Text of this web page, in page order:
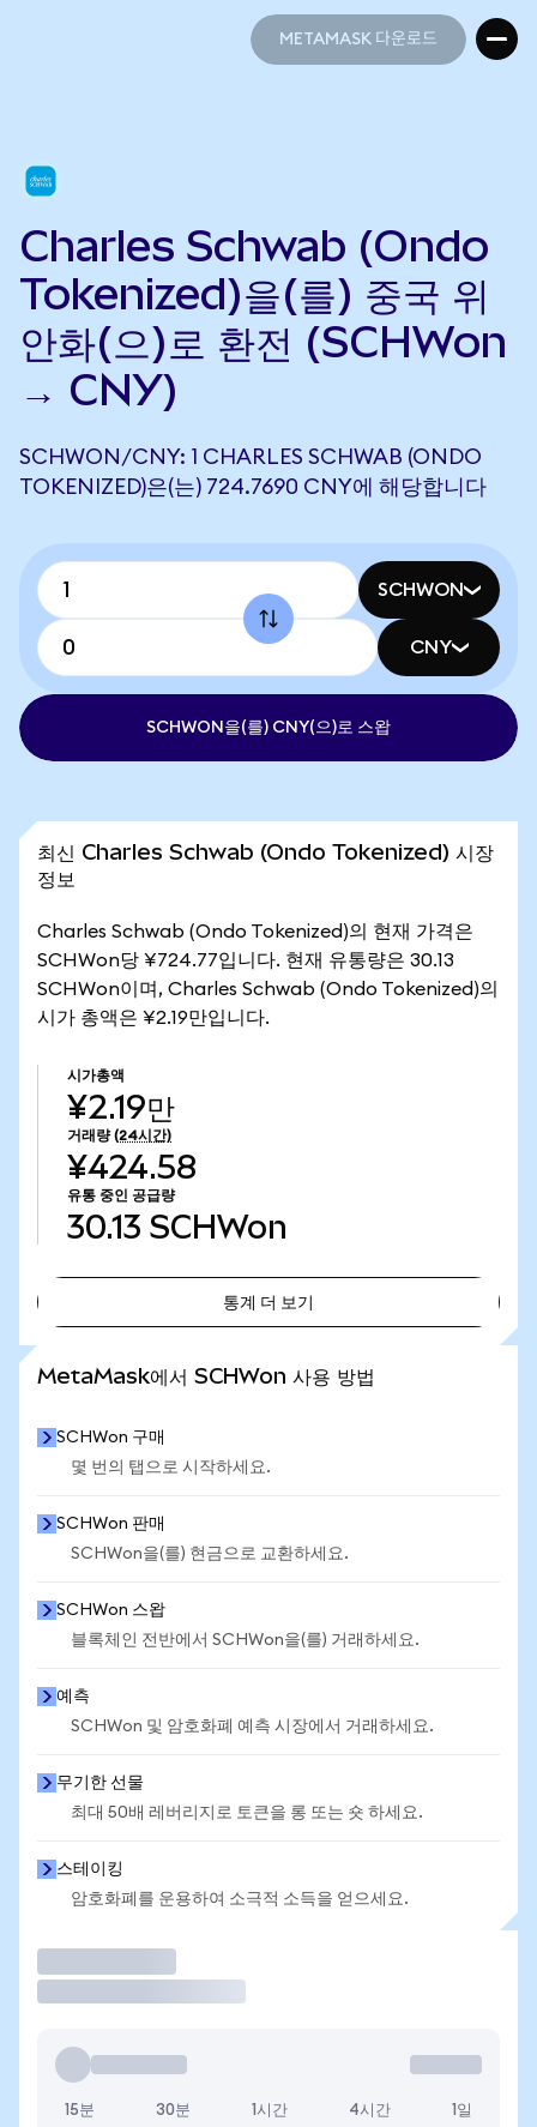
METAMASK 다운로드
Charles Schwab (Ondo
Tokenized)을(를) 중국 위
안화(으)로 환전 (SCHWon
→ CNY)
SCHWON/CNY: 1 CHARLES SCHWAB (ONDO
TOKENIZED)은(는) 724.7690 CNY에 해당합니다
SCHWON
CNY
SCHWON을(를) CNY(으)로 스왑
최신 Charles Schwab (Ondo Tokenized) 시장
정보
Charles Schwab (Ondo Tokenized)의 현재 가격은
SCHWon당 ¥724.77입니다. 현재 유통량은 30.13
SCHWon이며, Charles Schwab (Ondo Tokenized)의
시가 총액은 ¥2.19만입니다.
시가총액
¥2.19만
거래량 (24시간)
¥424.58
유통 중인 공급량
30.13 SCHWon
통계 더 보기
MetaMask에서 SCHWon 사용 방법
SCHWon 구매
몇 번의 탭으로 시작하세요.
SCHWon 판매
SCHWon을(를) 현금으로 교환하세요.
SCHWon 스왑
블록체인 전반에서 SCHWon을(를) 거래하세요.
예측
SCHWon 및 암호화폐 예측 시장에서 거래하세요.
무기한 선물
최대 50배 레버리지로 토큰을 롱 또는 숏 하세요.
스테이킹
암호화폐를 운용하여 소극적 소득을 얻으세요.
15분 30분 1시간 4시간 1일